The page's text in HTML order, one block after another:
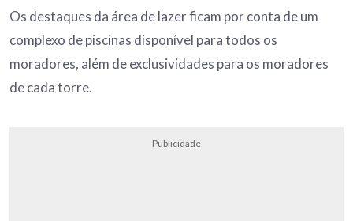
Os destaques da área de lazer ficam por conta de um
complexo de piscinas disponível para todos os
moradores, além de exclusividades para os moradores
de cada torre.
Publicidade